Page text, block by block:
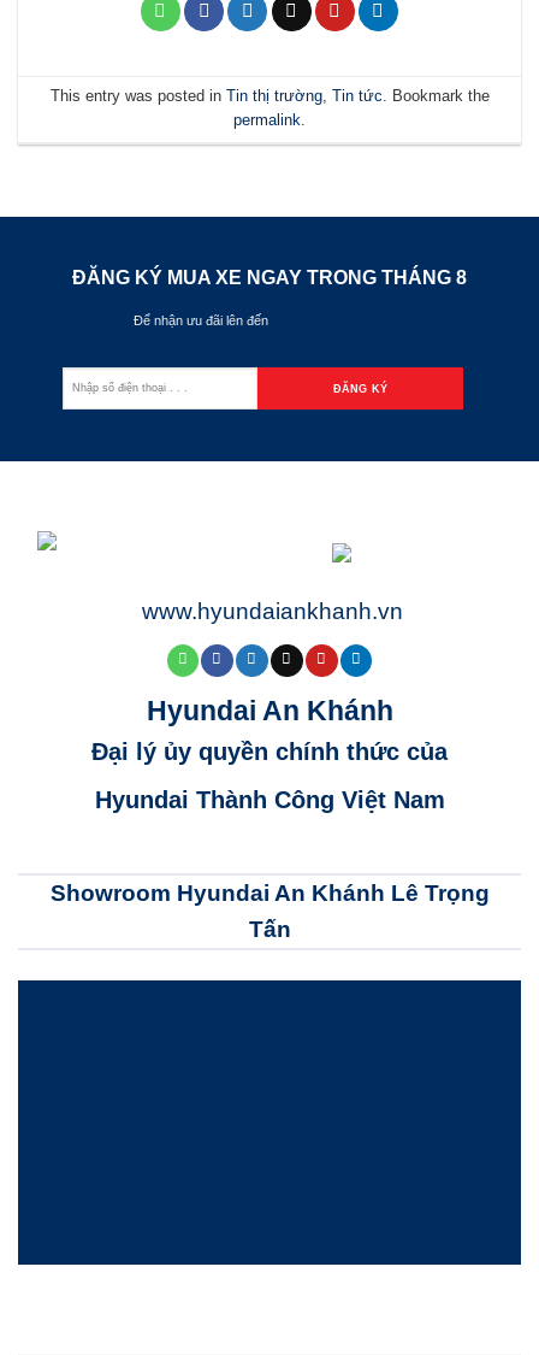
This entry was posted in Tin thị trường, Tin tức. Bookmark the
permalink.
ĐĂNG KÝ MUA XE NGAY TRONG THÁNG 8
Để nhận ưu đãi lên đến
www.hyundaiankhanh.vn
Hyundai An Khánh
Đại lý ủy quyền chính thức của
Hyundai Thành Công Việt Nam
Showroom Hyundai An Khánh Lê Trọng
Tấn